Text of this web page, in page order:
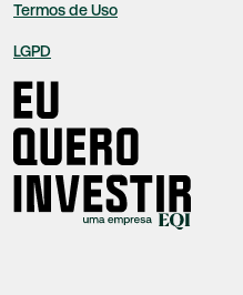
Termos de Uso
LGPD